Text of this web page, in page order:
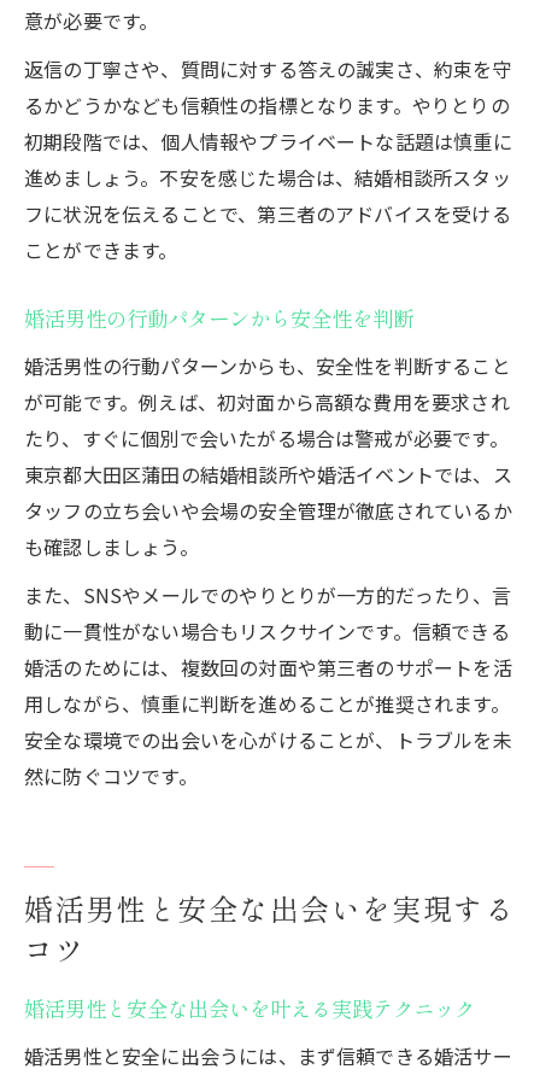
意が必要です。
返信の丁寧さや、質問に対する答えの誠実さ、約束を守
るかどうかなども信頼性の指標となります。やりとりの
初期段階では、個人情報やプライベートな話題は慎重に
進めましょう。不安を感じた場合は、結婚相談所スタッ
フに状況を伝えることで、第三者のアドバイスを受ける
ことができます。
婚活男性の行動パターンから安全性を判断
婚活男性の行動パターンからも、安全性を判断すること
が可能です。例えば、初対面から高額な費用を要求され
たり、すぐに個別で会いたがる場合は警戒が必要です。
東京都大田区蒲田の結婚相談所や婚活イベントでは、ス
タッフの立ち会いや会場の安全管理が徹底されているか
も確認しましょう。
また、SNSやメールでのやりとりが一方的だったり、言
動に一貫性がない場合もリスクサインです。信頼できる
婚活のためには、複数回の対面や第三者のサポートを活
用しながら、慎重に判断を進めることが推奨されます。
安全な環境での出会いを心がけることが、トラブルを未
然に防ぐコツです。
婚活男性と安全な出会いを実現する
コツ
婚活男性と安全な出会いを叶える実践テクニック
婚活男性と安全に出会うには、まず信頼できる婚活サー